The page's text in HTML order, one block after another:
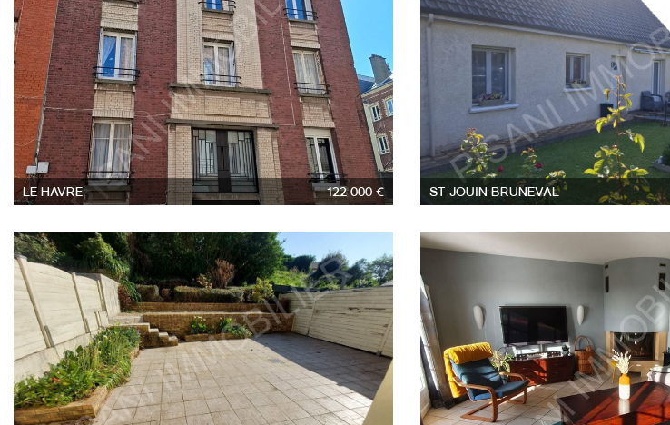
LE HAVRE 122 000 €
3
ST JOUIN BRUNEVAL
5